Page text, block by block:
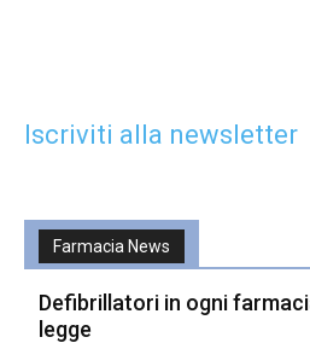
Iscriviti alla newsletter
Farmacia News
Defibrillatori in ogni
legge